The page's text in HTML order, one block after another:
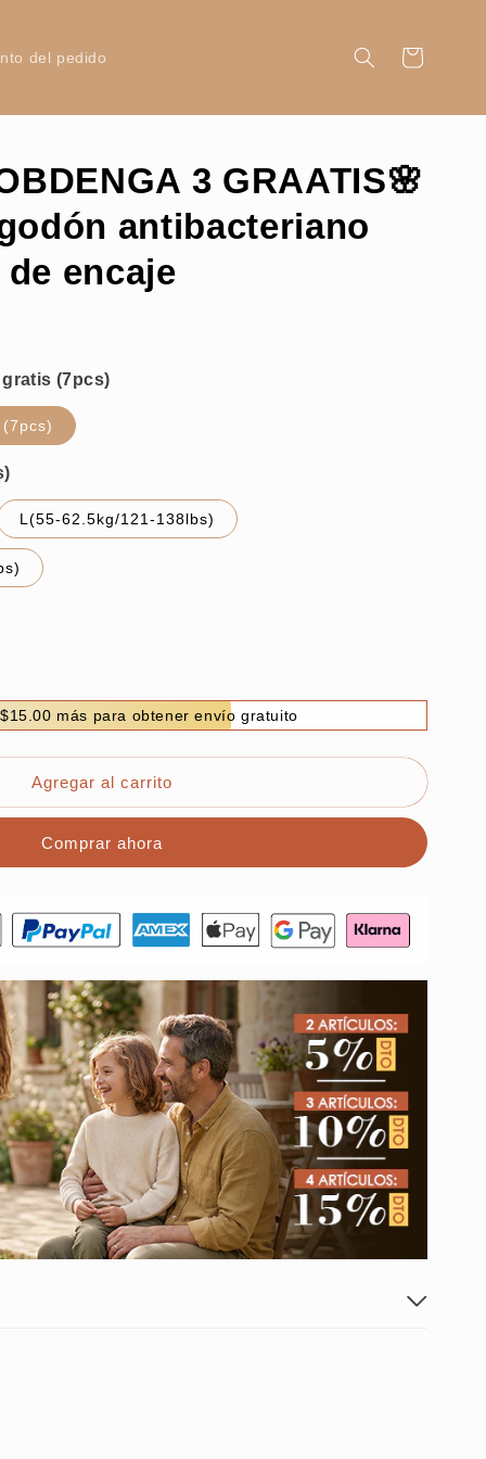
del pedido Carrito
3 GRAATIS🌸
antibacteriano
encaje
L(55-62.5kg/121-138lbs)
más para obtener envío gratuito
Agregar al carrito
Comprar ahora